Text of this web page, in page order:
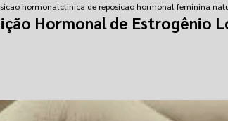
hormonalclinica de reposicao hormonal feminina
Hormonal de Estrogênio